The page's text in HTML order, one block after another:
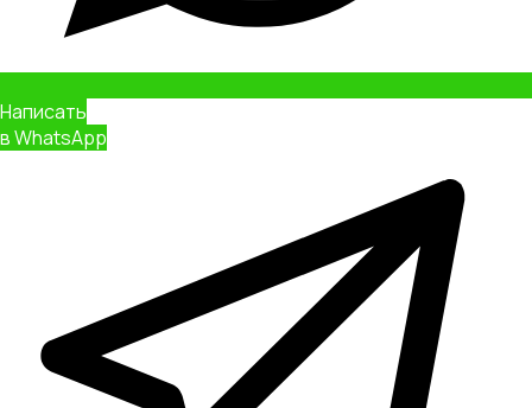
Заказать
звонок